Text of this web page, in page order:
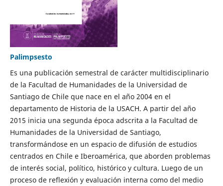
Palimpsesto
Es una publicación semestral de carácter multidisciplinario
de la Facultad de Humanidades de la Universidad de
Santiago de Chile que nace en el año 2004 en el
departamento de Historia de la USACH. A partir del año
2015 inicia una segunda época adscrita a la Facultad de
Humanidades de la Universidad de Santiago,
transformándose en un espacio de difusión de estudios
centrados en Chile e Iberoamérica, que aborden problemas
de interés social, político, histórico y cultura. Luego de un
proceso de reflexión y evaluación interna como del medio